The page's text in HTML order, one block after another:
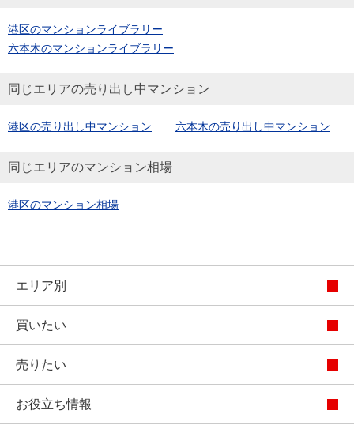
港区のマンションライブラリー
六本木のマンションライブラリー
同じエリアの売り出し中マンション
港区の売り出し中マンション 六本木の売り出し中マンション
同じエリアのマンション相場
港区のマンション相場
エリア別
買いたい
売りたい
お役立ち情報